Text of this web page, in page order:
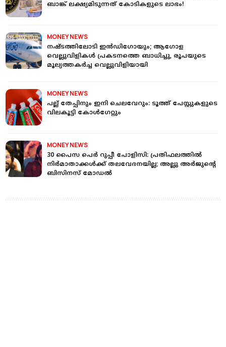
ബാങ്ക് ലക്ഷ്യമിടുന്നത് കോടികളുടെ ലാഭം!
MONEY NEWS
നഷ്ടത്തിലോടി ഇന്‍ഡിഗോയും; ആഗോള
വെല്ലുവിളികള്‍ പ്രകടനത്തെ ബാധിച്ചു, രൂപയുടെ
മൂല്യത്തകര്‍ച്ച വെല്ലുവിളിയായി
MONEY NEWS
പല്ല് തേപ്പിനും ഇനി ചെലവേറും: ടൂത്ത് പേസ്റ്റുകളുടെ
വിലകൂട്ടി കോള്‍ഗേറ്റും
MONEY NEWS
30 പൈസ പെർ റുപ്പീ പോളിസി: പ്രതിഫലത്തില്‍
നിർമാതാക്കൾക്ക് തലവേദനയില്ല; അല്ലു അർജുന്റെ
ബിസിനസ് മോഡൽ